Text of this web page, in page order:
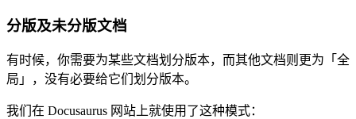
分版及未分版文档
有时候，你需要为某些文档划分版本，而其他文档则更为「全
局」，没有必要给它们划分版本。
我们在 Docusaurus 网站上就使用了这种模式：